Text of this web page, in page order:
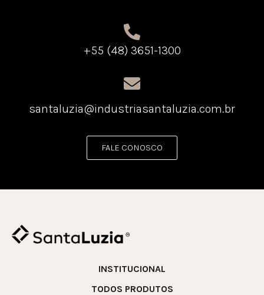
+55 (48) 3651-1300
santaluzia@industriasantaluzia.com.br
FALE CONOSCO
INSTITUCIONAL
TODOS PRODUTOS